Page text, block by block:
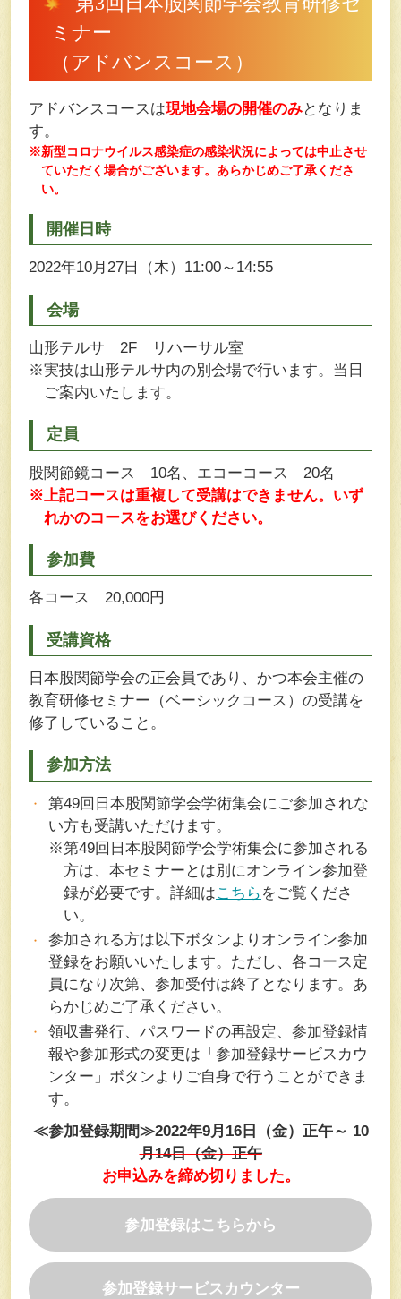
ミナー
（アドバンスコース）
アドバンスコースは現地会場の開催のみとなりま
す。
※新型コロナウイルス感染症の感染状況によっては中止させ
ていただく場合がございます。あらかじめご了承くださ
い。
開催日時
2022年10月27日（木）11:00～14:55
会場
山形テルサ 2F リハーサル室
※実技は山形テルサ内の別会場で行います。当日
ご案内いたします。
定員
股関節鏡コース 10名、エコーコース 20名
※上記コースは重複して受講はできません。いず
れかのコースをお選びください。
参加費
各コース 20,000円
受講資格
日本股関節学会の正会員であり、かつ本会主催の
教育研修セミナー（ベーシックコース）の受講を
修了していること。
参加方法
第49回日本股関節学会学術集会にご参加されな
い方も受講いただけます。
※第49回日本股関節学会学術集会に参加される
方は、本セミナーとは別にオンライン参加登
録が必要です。詳細はこちら をご覧くださ
い。
参加される方は以下ボタンよりオンライン参加
登録をお願いいたします。ただし、各コース定
員になり次第、参加受付は終了となります。あ
らかじめご了承ください。
領収書発行、パスワードの再設定、参加登録情
報や参加形式の変更は「参加登録サービスカウ
ンター」ボタンよりご自身で行うことができま
す。
≪参加登録期間≫2022年9月16日（金）正午～10
月14日（金）正午
お申込みを締め切りました。
参加登録はこちらから
参加登録サービスカウンター